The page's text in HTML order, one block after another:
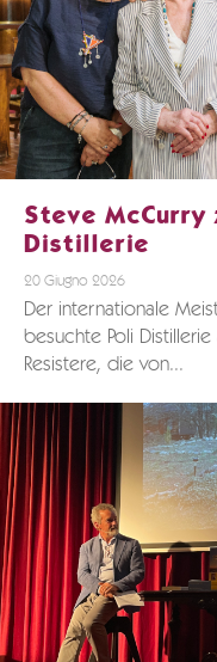
Steve McCurry
Distillerie
20 Giugno 2026
Der internationale
besuchte Poli
Resistere, die von...